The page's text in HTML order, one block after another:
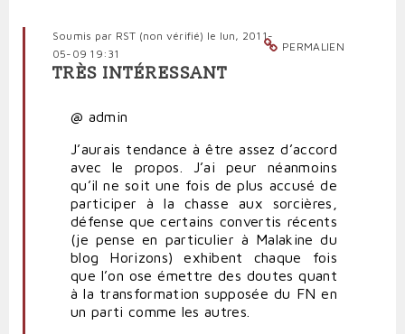
PERMALIEN
Soumis par RST (non vérifié) le lun, 2011-
05-09 19:31
TRÈS INTÉRESSANT
@ admin
J’aurais tendance à être assez d’accord
avec le propos. J’ai peur néanmoins
qu’il ne soit une fois de plus accusé de
participer à la chasse aux sorcières,
défense que certains convertis récents
(je pense en particulier à Malakine du
blog Horizons) exhibent chaque fois
que l’on ose émettre des doutes quant
à la transformation supposée du FN en
un parti comme les autres.